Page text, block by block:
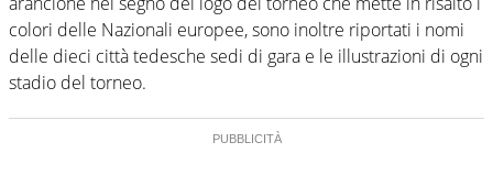
colori delle Nazionali europee, sono inoltre riportati i nomi
delle dieci città tedesche sedi di gara e le illustrazioni di ogni
stadio del torneo.